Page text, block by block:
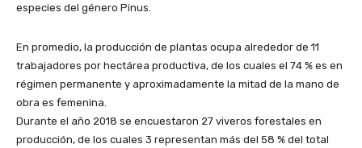
especies del género Pinus.
En promedio, la producción de plantas ocupa alrededor de 11
trabajadores por hectárea productiva, de los cuales el 74 % es en
régimen permanente y aproximadamente la mitad de la mano de
obra es femenina.
Durante el año 2018 se encuestaron 27 viveros forestales en
producción, de los cuales 3 representan más del 58 % del total